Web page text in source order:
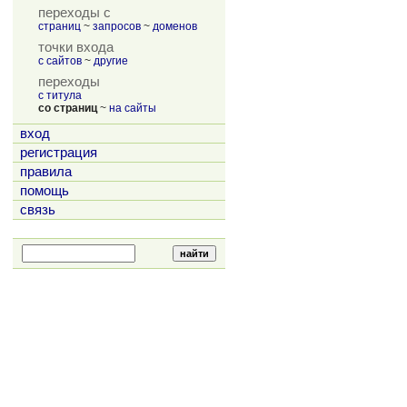
переходы с
страниц ~ запросов ~ доменов
точки входа
с сайтов ~ другие
переходы
с титула
со страниц~ на сайты
вход
регистрация
правила
помощь
связь